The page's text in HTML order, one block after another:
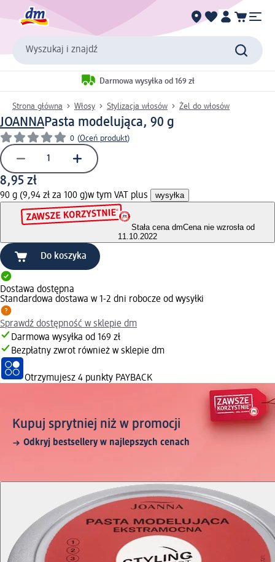
Wyszukaj i znajdź
Darmowa wysyłka od 169 zł
Strona główna Włosy Stylizacja włosów Żel do włosów
JOANNAPasta modelująca, 90 g
0 (Oceń produkt)
8,95 zł
90 g (9,94 zł za 100 g)w tym VAT plus wysyłka
Stała cena dmCena nie wzrosła od
11.10.2022
Do koszyka
Dostawa dostępna
Standardowa dostawa w 1-2 dni robocze od wysyłki
Sprawdź dostępność w sklepie dm
Darmowa wysyłka od 169 zł
Bezpłatny zwrot również w sklepie dm
Otrzymujesz 4 punkty PAYBACK
Kupuj sprytniej niż w promocji
Odkryj bestsellery w najlepszych cenach